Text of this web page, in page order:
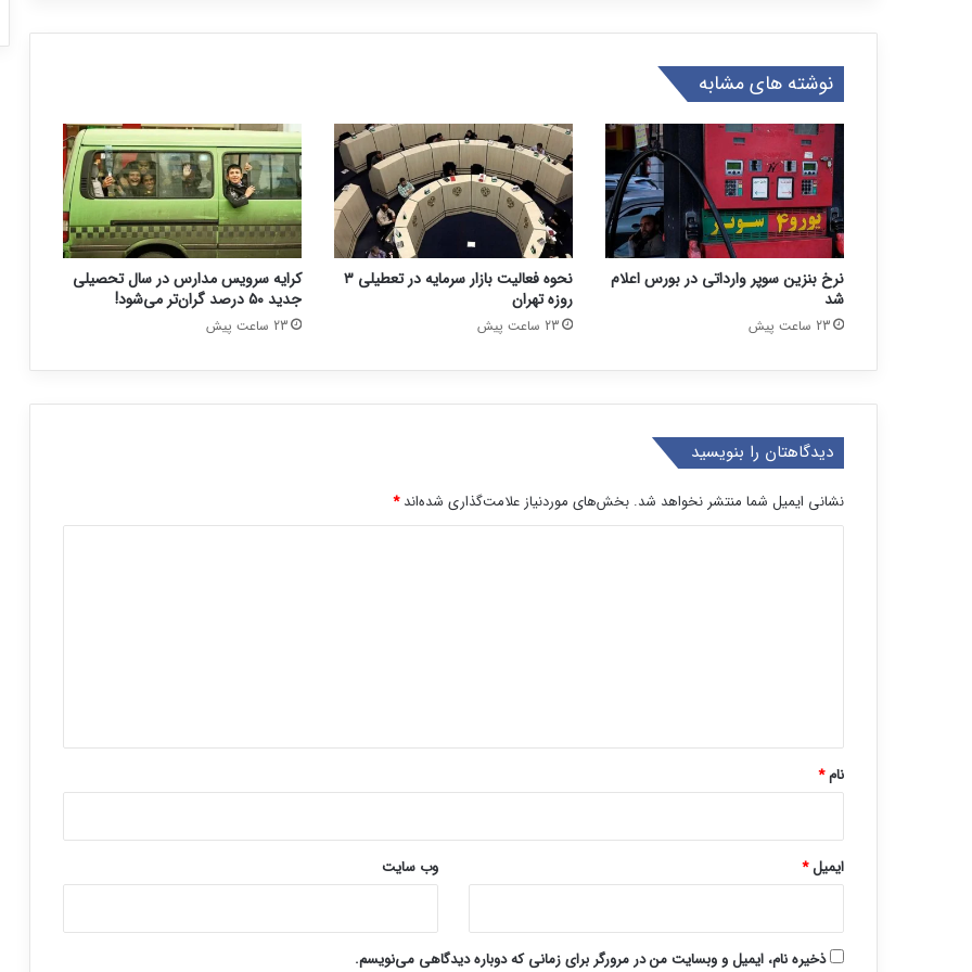
نوشته های مشابه
نرخ بنزین سوپر وارداتی در بورس اعلام
شد
23 ساعت پیش
نحوه فعالیت بازار سرمایه در تعطیلی ۳
روزه تهران
23 ساعت پیش
کرایه سرویس مدارس در سال تحصیلی
جدید ۵۰ درصد گران‌تر می‌شود!
23 ساعت پیش
دیدگاهتان را بنویسید
نشانی ایمیل شما منتشر نخواهد شد. بخش‌های موردنیاز علامت‌گذاری شده‌اند*
نام*
ایمیل* وب‌ سایت
ذخیره نام، ایمیل و وبسایت من در مرورگر برای زمانی که دوباره دیدگاهی می‌نویسم.